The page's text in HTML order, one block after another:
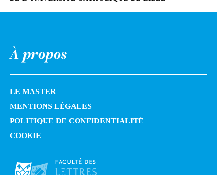
À propos
LE MASTER
MENTIONS LÉGALES
POLITIQUE DE CONFIDENTIALITÉ
COOKIE